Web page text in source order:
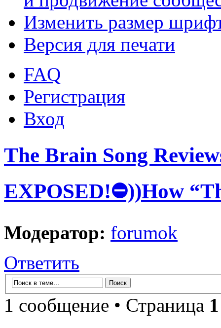
Изменить размер
Версия для печати
FAQ
Регистрация
Вход
The Brain Song
EXPOSED!⛔))How
Модератор: forumok
Ответить
1 сообщение • Страница 1